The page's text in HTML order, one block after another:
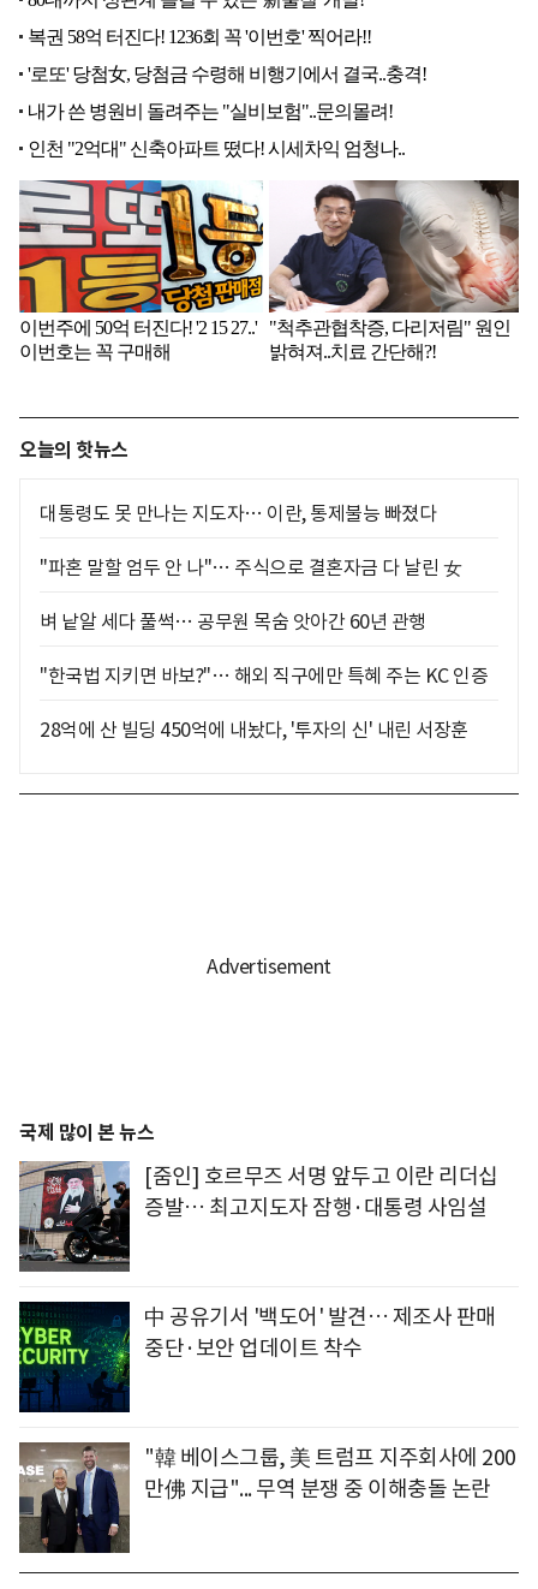
오늘의 핫뉴스
대통령도 못 만나는 지도자… 이란, 통제불능 빠졌다
"파혼 말할 엄두 안 나"… 주식으로 결혼자금 다 날린 女
벼 낱알 세다 풀썩… 공무원 목숨 앗아간 60년 관행
"한국법 지키면 바보?"… 해외 직구에만 특혜 주는 KC 인증
28억에 산 빌딩 450억에 내놨다, '투자의 신' 내린 서장훈
국제 많이 본 뉴스
[줌인] 호르무즈 서명 앞두고 이란 리더십
증발… 최고지도자 잠행·대통령 사임설
中 공유기서 '백도어' 발견… 제조사 판매
중단·보안 업데이트 착수
"韓 베이스그룹, 美 트럼프 지주회사에 200
만佛 지급"... 무역 분쟁 중 이해충돌 논란